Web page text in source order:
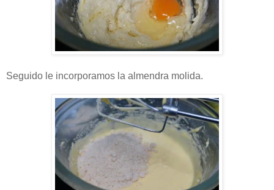
Seguido le incorporamos la almendra molida.